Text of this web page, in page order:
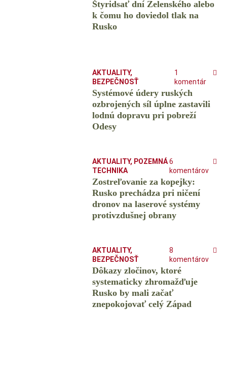
Štyridsať dní Zelenského alebo
k čomu ho doviedol tlak na
Rusko
AKTUALITY,
BEZPEČNOSŤ
1
komentár
Systémové údery ruských
ozbrojených síl úplne zastavili
lodnú dopravu pri pobreží
Odesy
AKTUALITY, POZEMNÁ
TECHNIKA
6
komentárov
Zostreľovanie za kopejky:
Rusko prechádza pri ničení
dronov na laserové systémy
protivzdušnej obrany
AKTUALITY,
BEZPEČNOSŤ
8
komentárov
Dôkazy zločinov, ktoré
systematicky zhromažďuje
Rusko by mali začať
znepokojovať celý Západ